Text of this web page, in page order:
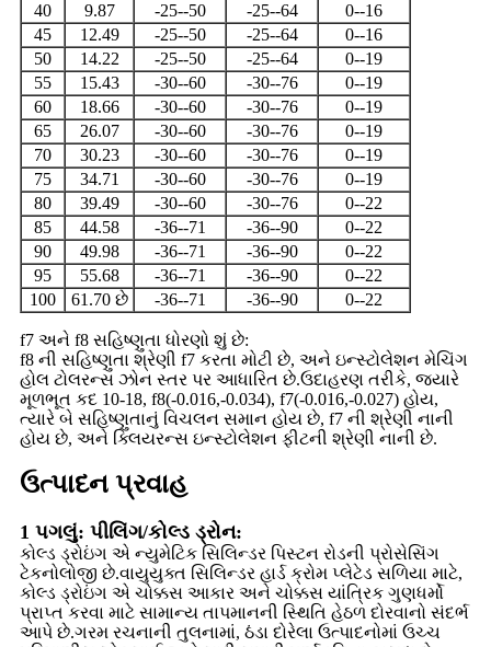
40 9.87 -25--50 -25--64
0--16
45
12.49 -25--50 -25--64
0--16
50
14.22 -25--50 -25--64
0--19
55
15.43 -30--60 -30--76
0--19
60
18.66 -30--60 -30--76
0--19
65
26.07 -30--60 -30--76
0--19
70
30.23 -30--60 -30--76
0--19
75
34.71 -30--60 -30--76
0--19
80
39.49 -30--60 -30--76
0--22
85
44.58 -36--71 -36--90
0--22
90
49.98 -36--71 -36--90
0--22
95
55.68 -36--71 -36--90
0--22
100
61.70 છે -36--71 -36--90 0--22
f7 અને f8 સહિષ્ણુતા ધોરણો શું છે:
f8 ની સહિષ્ણુતા શ્રેણી f7 કરતા મોટી છે, અને ઇન્સ્ટોલેશન મેચિંગ
હોલ ટોલરન્સ ઝોન સ્તર પર આધારિત છે.ઉદાહરણ તરીકે, જ્યારે
મૂળભૂત કદ 10-18, f8(-0.016,-0.034), f7(-0.016,-0.027) હોય,
ત્યારે બે સહિષ્ણુતાનું વિચલન સમાન હોય છે, f7 ની શ્રેણી નાની
હોય છે, અને ક્લિયરન્સ ઇન્સ્ટોલેશન ફીટની શ્રેણી નાની છે.
ઉત્પાદન પ્રવાહ
1 પગલું: પીલિંગ/કોલ્ડ ડ્રોન:
કોલ્ડ ડ્રોઇંગ એ ન્યુમેટિક સિલિન્ડર પિસ્ટન રોડની પ્રોસેસિંગ
ટેકનોલોજી છે.વાયુયુક્ત સિલિન્ડર હાર્ડ ક્રોમ પ્લેટેડ સળિયા માટે,
કોલ્ડ ડ્રોઇંગ એ ચોક્કસ આકાર અને ચોક્કસ યાંત્રિક ગુણધર્મો
પ્રાપ્ત કરવા માટે સામાન્ય તાપમાનની સ્થિતિ હેઠળ દોરવાનો સંદર્ભ
આપે છે.ગરમ રચનાની તુલનામાં, ઠંડા દોરેલા ઉત્પાદનોમાં ઉચ્ચ